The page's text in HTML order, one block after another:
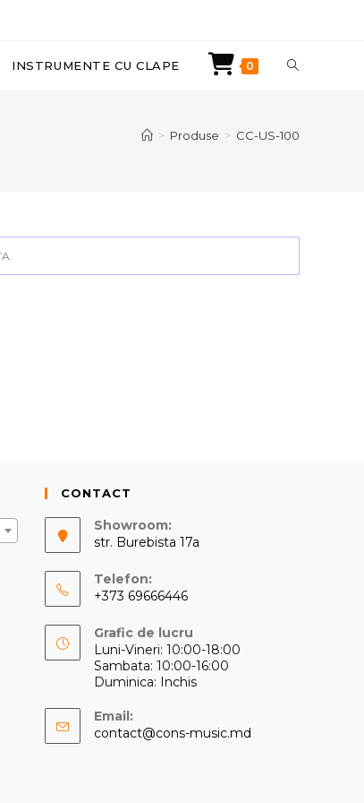
INSTRUMENTE CU CLAPE 0 TOGGLE
> Produse > CC-US-100
CONTACT
Showroom:
str. Burebista 17a
Telefon:
+373 69666446
in
your
application
Grafic de lucru
Luni-Vineri: 10:00-18:00
Sambata: 10:00-16:00
Duminica: Inchis
Email:
contact@cons-music.md